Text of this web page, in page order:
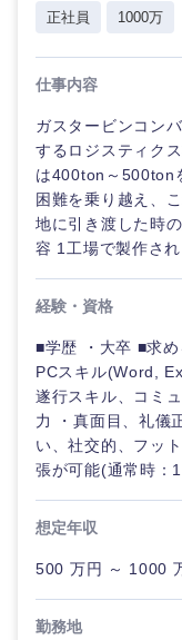
技術職
（IT）、
ビス・制
作、ゲー
ム
技術職
（モノづ
くり）
金融専門
職
メディカ
ル
不動産専
工管理
事務職
メディカル
不動産専門職
建設・施工管理
その他
IT・通信
WEBサービ
コンサル・
広告・宣伝
エンターテ
法律・特許
人材・アウ
関東地方
茨城県
正社員
1000万
仕事内容
ガスタービンコン
するロジスティク
は400ton～500ton
困難を乗り越え、
地に引き渡した時
容 1工場で製作さ
経験・資格
■学歴 ・大卒 ■求
PCスキル(Word,
遂行スキル、コミ
力 ・真面目、礼儀
い、社交的、フッ
張が可能(通常時：
想定年収
500 万円 ～ 1000
勤務地